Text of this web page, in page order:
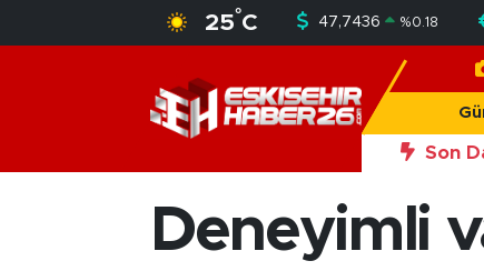
25°C 47,7436 %0.18
Son
20:56
Deneyimli
Nöbetçi Eczaneler
Hava Durumu
Süper Lig Puan Durumu ve Fikstür